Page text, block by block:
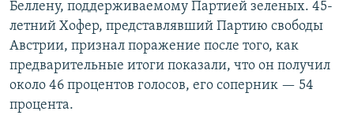
Беллену, поддерживаемому Партией зеленых. 45-
летний Хофер, представлявший Партию свободы
Австрии, признал поражение после того, как
предварительные итоги показали, что он получил
около 46 процентов голосов, его соперник — 54
процента.